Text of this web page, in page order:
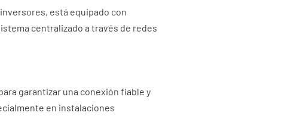
está equipado con
centralizado a través de redes
garantizar una conexión fiable y
en instalaciones